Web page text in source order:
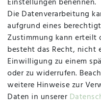
Herzogstraße 10
47533 Kleve
Montag, Dienstag,
09:00 Uhr bis 13:00 Uhr
Mittwoch
09:00 Uhr bis 12:00 Uhr
Die Datenverarbeitung
aufgrund eines
Zustimmung kann erteilt
besteht das Recht,
Einwilligung zu einem
oder zu widerrufen.
weitere Hinweise zur
Daten in unserer